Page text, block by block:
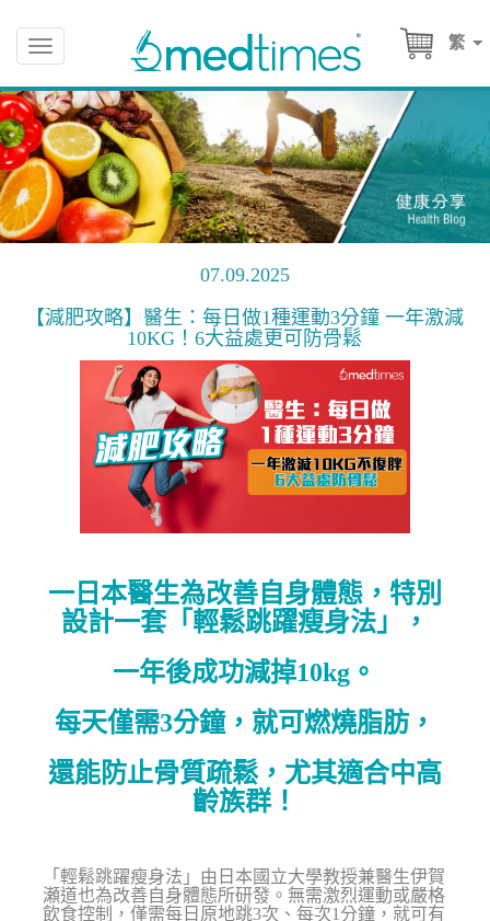
繁
Toggle
navigation
07.09.2025
【減肥攻略】醫生：每日做1種運動3分鐘 一年激減
10KG！6大益處更可防骨鬆
一日本醫生為改善自身體態，特別
設計一套「輕鬆跳躍瘦身法」，
一年後成功減掉10kg。
每天僅需3分鐘，就可燃燒脂肪，
還能防止骨質疏鬆，尤其適合中高
齡族群！
「輕鬆跳躍瘦身法」由日本國立大學教授兼醫生伊賀
瀬道也為改善自身體態所研發。無需激烈運動或嚴格
飲食控制，僅需每日原地跳3次、每次1分鐘，就可有